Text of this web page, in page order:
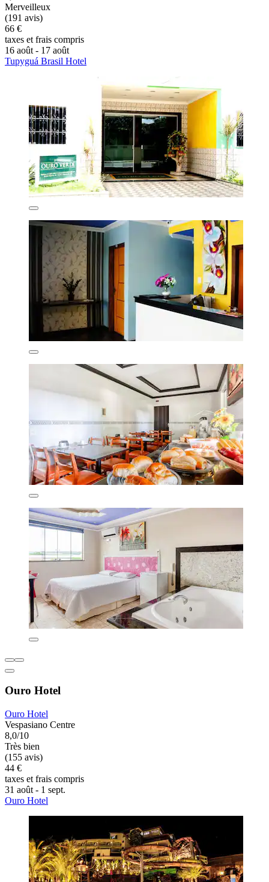
Merveilleux
(191 avis)
66 €
taxes et frais compris
16 août - 17 août
Tupyguá Brasil Hotel
Ouro Hotel
Ouro Hotel
Vespasiano Centre
8,0/10
Très bien
(155 avis)
44 €
taxes et frais compris
31 août - 1 sept.
Ouro Hotel